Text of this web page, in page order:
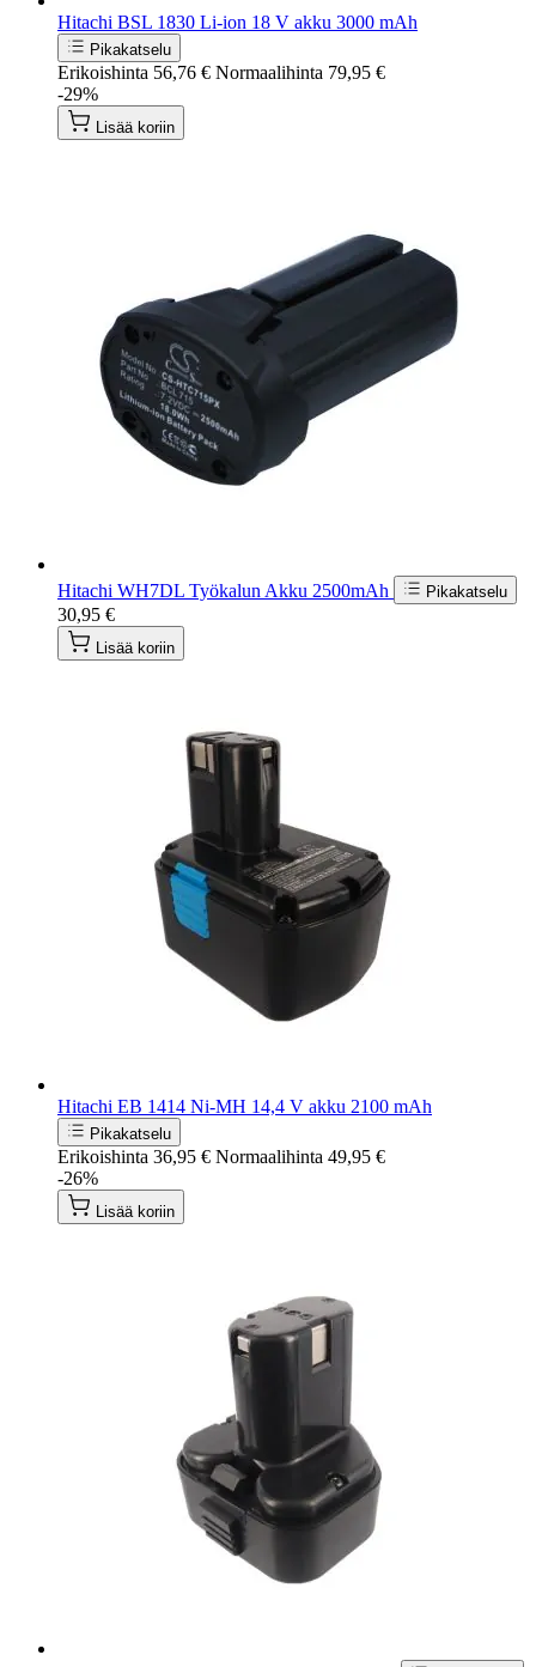
Hitachi BSL 1830 Li-ion 18 V akku 3000 mAh
Pikakatselu
Erikoishinta 56,76 € Normaalihinta 79,95 €
-29%
Lisää koriin
Hitachi WH7DL Työkalun Akku 2500mAh Pikakatselu
30,95 €
Lisää koriin
Hitachi EB 1414 Ni-MH 14,4 V akku 2100 mAh
Pikakatselu
Erikoishinta 36,95 € Normaalihinta 49,95 €
-26%
Lisää koriin